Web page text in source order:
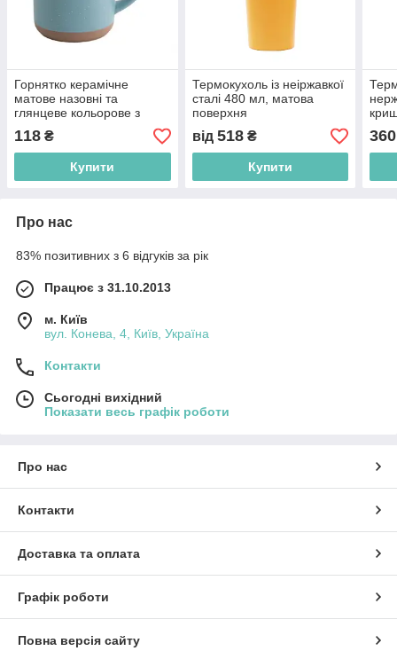
Горнятко керамічне
матове назовні та
глянцеве кольорове з
чорним обідком, 320 мл
118 ₴
Купити
Термокухоль із неіржавкої
сталі 480 мл, матова
поверхня
від 518₴
Купити
360
Про нас
83% позитивних з 6 відгуків за рік
Працює з 31.10.2013
м. Київ
вул. Конева, 4, Київ, Україна
Контакти
Сьогодні вихідний
Показати весь графік роботи
Про нас
Контакти
Доставка та оплата
Графік роботи
Повна версія сайту